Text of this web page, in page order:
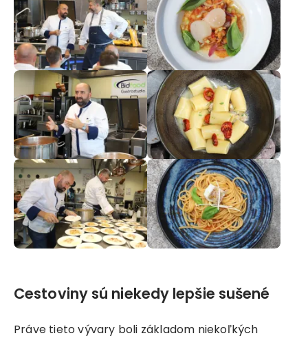
Cestoviny sú niekedy lepšie sušené
Práve tieto vývary boli základom niekoľkých